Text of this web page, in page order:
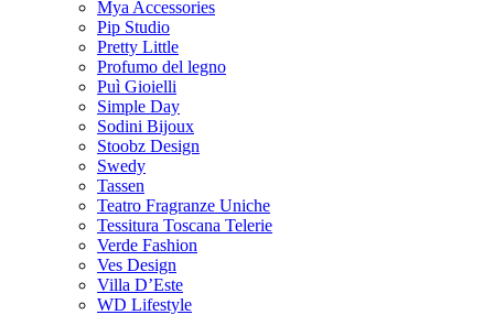
Mya Accessories
Pip Studio
Pretty Little
Profumo del legno
Puì Gioielli
Simple Day
Sodini Bijoux
Stoobz Design
Swedy
Tassen
Teatro Fragranze Uniche
Tessitura Toscana Telerie
Verde Fashion
Ves Design
Villa D’Este
WD Lifestyle